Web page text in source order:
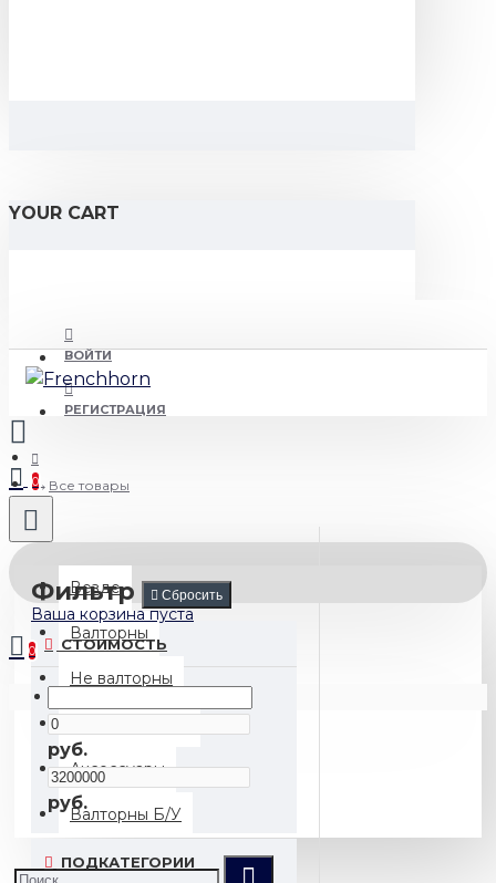
YOUR CART
ВОЙТИ
РЕГИСТРАЦИЯ
0
Везде
Валторны
Не валторны
Аксессуары
Валторны Б/У
Ваша корзина пуста
0
Все товары
Фильтр Сбросить
СТОИМОСТЬ
руб.
руб.
ПОДКАТЕГОРИИ